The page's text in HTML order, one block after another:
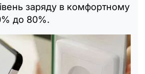
заряду в комфортному
до 80%.